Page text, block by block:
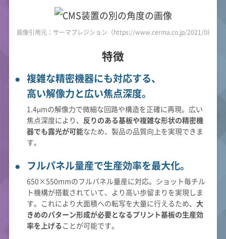
画像引用元：サーマプレジション（https://www.cerma.co.jp/2021/08/20/
特徴
複雑な精密機器にも対応する、
高い解像力と広い焦点深度。
1.4µmの解像力で微細な回路や構造を正確に再現。広い
焦点深度により、 反りのある基板や複雑な形状の精密機
器でも露光が可能なため、製品の品質向上を実現できま
す。
フルパネル量産で生産効率を最大化。
650×550mmのフルパネル量産に対応。ショット毎チル
ト機構が搭載されていて、より高い歩留まりを実現しま
す。これにより大面積への転写を大量に行えるため、 大
きめのパターン形成が必要となるプリント基板の生産効
率を上げることが可能です。